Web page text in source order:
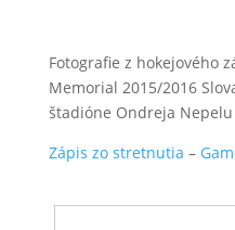
Fotografie z hokejového
Memorial 2015/2016
štadióne Ondreja
Zápis zo stretnutia –